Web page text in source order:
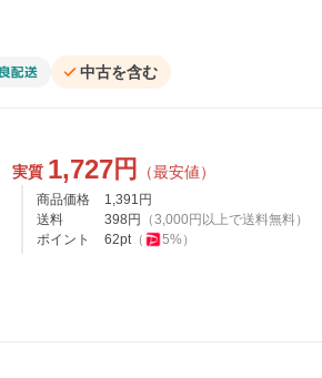
中古を含む
実質 1,727円 （最安値）
商品価格 1,391 円
送料
398 円 （3,000 円以上で送料無料）
ポイント
62pt（ 5%）